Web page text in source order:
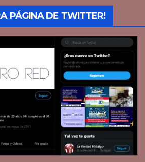
PÁGINA DE TWITTER!